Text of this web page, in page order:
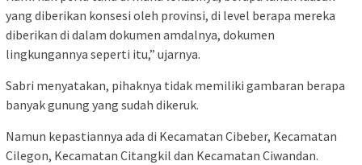
yang diberikan konsesi oleh provinsi, di level berapa mereka
diberikan di dalam dokumen amdalnya, dokumen
lingkungannya seperti itu,” ujarnya.
Sabri menyatakan, pihaknya tidak memiliki gambaran berapa
banyak gunung yang sudah dikeruk.
Namun kepastiannya ada di Kecamatan Cibeber, Kecamatan
Cilegon, Kecamatan Citangkil dan Kecamatan Ciwandan.